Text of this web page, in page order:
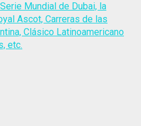
Mundial de Dubai, la
Ascot, Carreras de las
Clásico Latinoamericano
etc.